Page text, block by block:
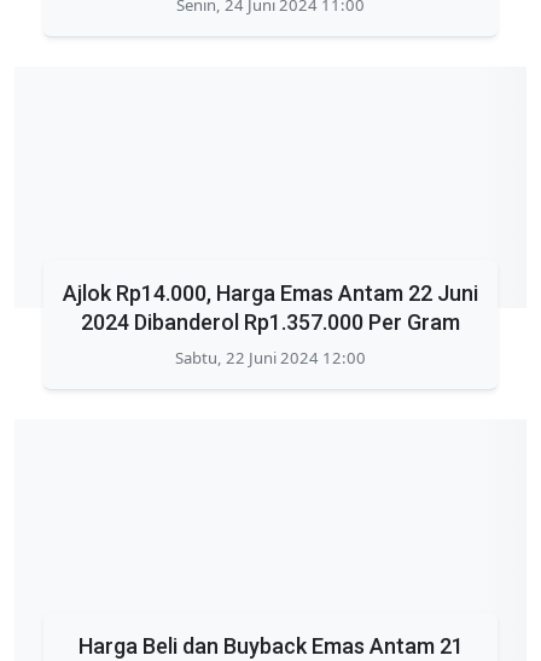
Senin, 24 Juni 2024 11:00
Ajlok Rp14.000, Harga Emas Antam 22 Juni
2024 Dibanderol Rp1.357.000 Per Gram
Sabtu, 22 Juni 2024 12:00
Harga Beli dan Buyback Emas Antam 21